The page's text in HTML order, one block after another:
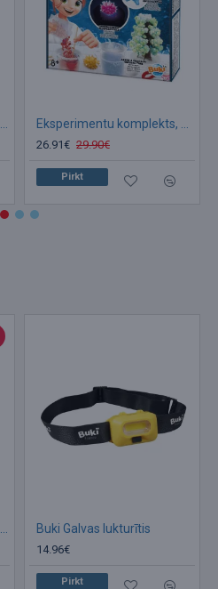
26.91€ 29.90€
Pirkt
Buki Galvas lukturītis
14.96€
Pirkt